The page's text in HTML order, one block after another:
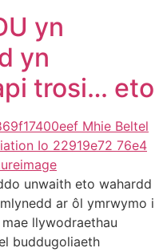
yn
yn
trosi… eto
unwaith eto wahardd
ar ôl ymrwymo i
llywodraethau
buddugoliaeth